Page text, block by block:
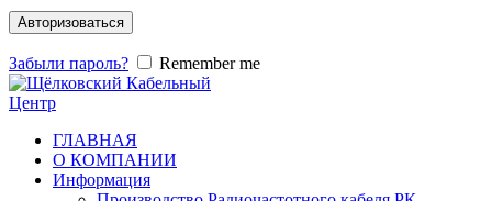
Авторизоваться
Забыли пароль? Remember me
ГЛАВНАЯ
О КОМПАНИИ
Информация